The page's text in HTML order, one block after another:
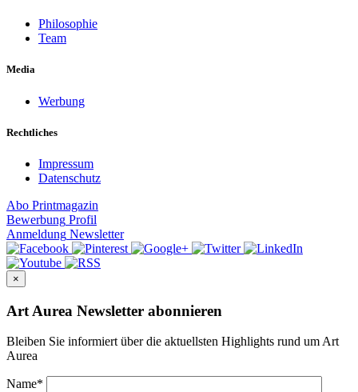
Philosophie
Team
Media
Werbung
Rechtliches
Impressum
Datenschutz
Abo Printmagazin
Bewerbung Profil
Anmeldung Newsletter
×
Art Aurea Newsletter abonnieren
Bleiben Sie informiert über die aktuellsten Highlights rund um Art
Aurea
Name*